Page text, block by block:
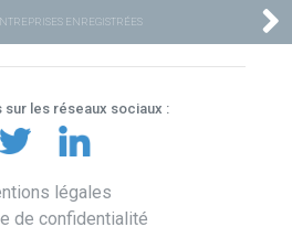
ENREGISTRÉES
sur les réseaux sociaux :
légales
de confidentialité